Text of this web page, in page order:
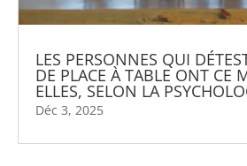
LES PERSONNES QUI
DE PLACE À TABLE ONT CE
ELLES, SELON LA
Déc 3, 2025